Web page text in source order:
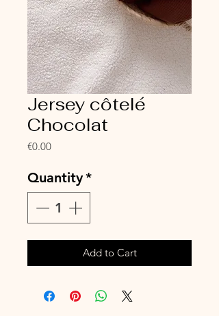
Jersey côtelé
Chocolat
€0.00Price
Quantity*
Add to Cart